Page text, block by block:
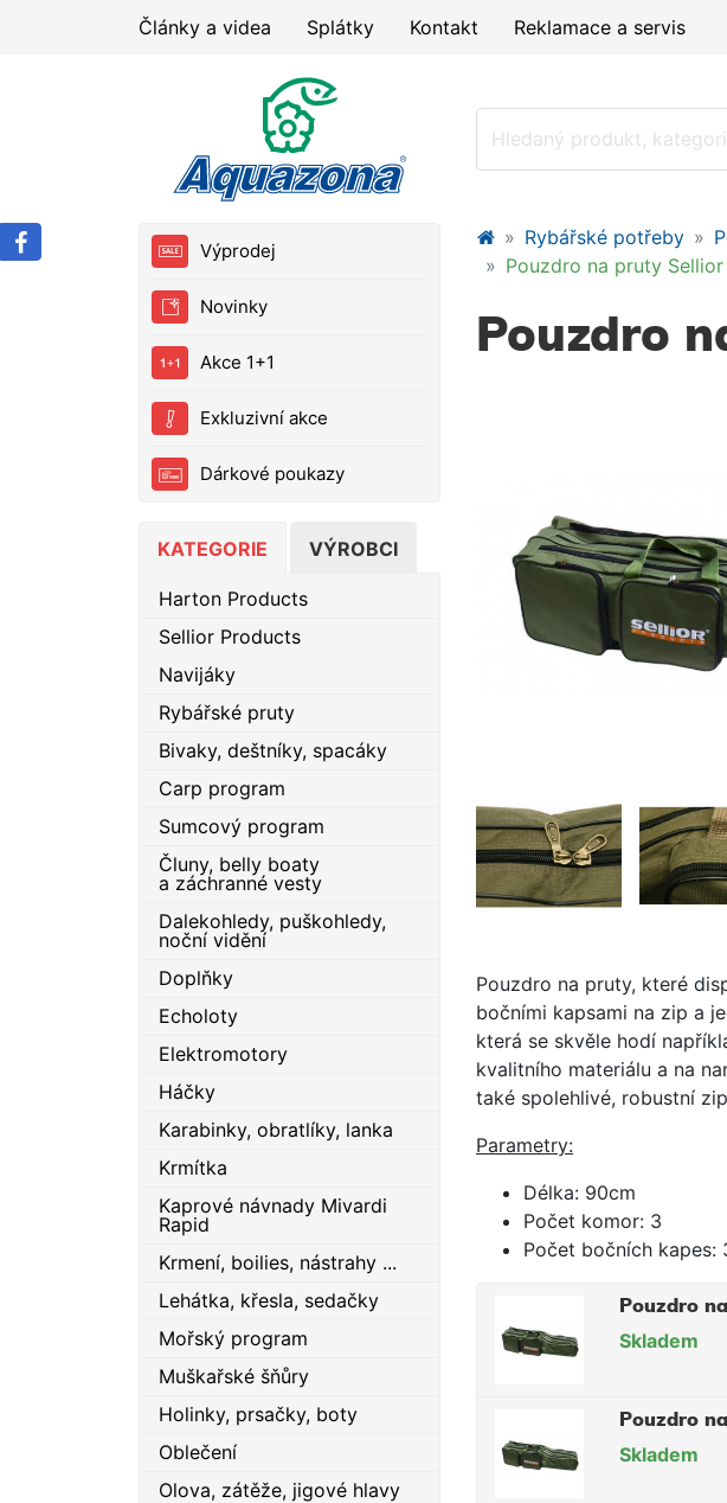
Články a videa Splátky Kontakt Reklamace a servis
Výprodej
Novinky
Akce 1+1
Exkluzivní akce
Dárkové poukazy
KATEGORIE VÝROBCI
Harton Products
Sellior Products
Navijáky
Rybářské pruty
Bivaky, deštníky, spacáky
Carp program
Sumcový program
Čluny, belly boaty
a záchranné vesty
Dalekohledy, puškohledy,
noční vidění
Doplňky
Echoloty
Elektromotory
Háčky
Karabinky, obratlíky, lanka
Krmítka
Kaprové návnady Mivardi
Rapid
Krmení, boilies, nástrahy ...
Lehátka, křesla, sedačky
Mořský program
Muškařské šňůry
Holinky, prsačky, boty
Oblečení
Olova, zátěže, jigové hlavy
Rybářské potřeby
Pouzdro na pruty
Pouzdro
Pouzdro na pruty, které
bočními kapsami na zip a
která se skvěle hodí
kvalitního materiálu a na
také spolehlivé, robustní
Parametry:
Délka: 90cm
Počet komor: 3
Počet bočních kapes:
Pouzdro
Skladem
Pouzdro
Skladem